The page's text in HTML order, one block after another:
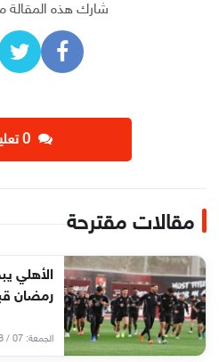
شارك هذه
‫0 تعليق
مقالات مقترحة
الأهلي
رمضان
الجمعة: 07 / 08 / 2026